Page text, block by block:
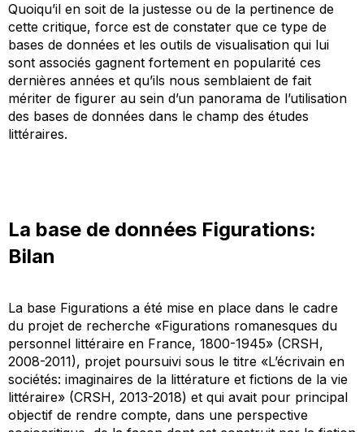
Quoiqu’il en soit de la justesse ou de la pertinence de
cette critique, force est de constater que ce type de
bases de données et les outils de visualisation qui lui
sont associés gagnent fortement en popularité ces
dernières années et qu’ils nous semblaient de fait
mériter de figurer au sein d’un panorama de l’utilisation
des bases de données dans le champ des études
littéraires.
La base de données Figurations:
Bilan
La base Figurations a été mise en place dans le cadre
du projet de recherche «Figurations romanesques du
personnel littéraire en France, 1800-1945» (CRSH,
2008-2011), projet poursuivi sous le titre «L’écrivain en
sociétés: imaginaires de la littérature et fictions de la vie
littéraire» (CRSH, 2013-2018) et qui avait pour principal
objectif de rendre compte, dans une perspective